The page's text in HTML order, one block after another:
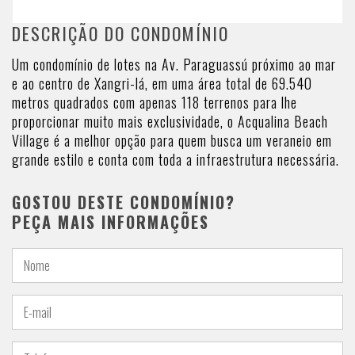
DESCRIÇÃO DO CONDOMÍNIO
Um condomínio de lotes na Av. Paraguassú próximo ao mar
e ao centro de Xangri-lá, em uma área total de 69.540
metros quadrados com apenas 118 terrenos para lhe
proporcionar muito mais exclusividade, o Acqualina Beach
Village é a melhor opção para quem busca um veraneio em
grande estilo e conta com toda a infraestrutura necessária.
GOSTOU DESTE CONDOMÍNIO?
PEÇA MAIS INFORMAÇÕES